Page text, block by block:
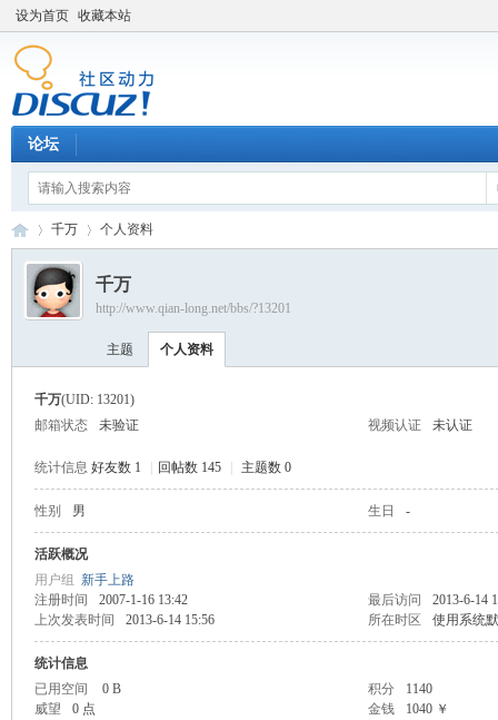
设为首页 收藏本站
论坛
›
千万
›
个人资料
千万
http://www.qian-long.net/bbs/?13201
主题 个人资料
千万(UID: 13201)
邮箱状态
未验证 视频认证 未认证
统计信息 好友数 1 回帖数 145 主题数 0
性别 男 生日 -
活跃概况
用户组 新手上路
注册时间
2007-1-16 13:42 最后访问
2013-6-14
上次发表时间
2013-6-14 15:56 所在时区 使用系统
统计信息
已用空间
0 B 积分
1140
威望
0 点 金钱
1040 ￥